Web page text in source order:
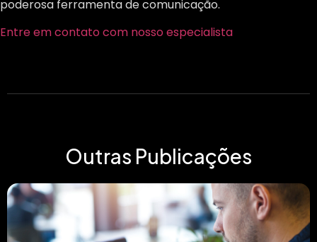
poderosa ferramenta de comunicação.
Entre em contato com nosso especialista
Outras Publicações